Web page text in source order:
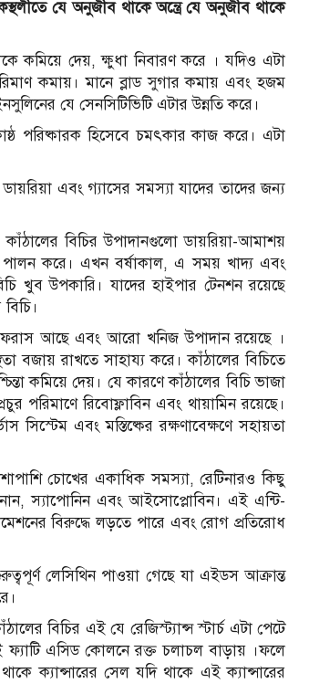
যে অনুজীব থাকে অন্ত্রে যে অনুজীব থাকে
কমিয়ে দেয়, ক্ষুধা নিবারণ করে । যদিও এটা
কমায়। মানে ব্লাড সুগার কমায় এবং হজম
যে সেনসিটিভিটি এটার উন্নতি করে।
পরিষ্কারক হিসেবে চমৎকার কাজ করে। এটা
এবং গ্যাসের সমস্যা যাদের তাদের জন্য
কাঁঠালের বিচির উপাদানগুলো ডায়রিয়া-আমাশয়
পালন করে। এখন বর্ষাকাল, এ সময় খাদ্য এবং
খুব উপকারি। যাদের হাইপার টেনশন রয়েছে
আছে এবং আরো খনিজ উপাদান রয়েছে ।
বজায় রাখতে সাহায্য করে। কাঁঠালের বিচিতে
কমিয়ে দেয়। যে কারণে কাঁঠালের বিচি ভাজা
পরিমাণে রিবোফ্লাবিন এবং থায়ামিন রয়েছে।
সিস্টেম এবং মস্তিষ্কের রক্ষণাবেক্ষণে সহায়তা
চোখের একাধিক সমস্যা, রেটিনারও কিছু
স্যাপোনিন এবং আইসোপ্লোবিন। এই এন্টি-
বিরুদ্ধে লড়তে পারে এবং রোগ প্রতিরোধ
লেসিথিন পাওয়া গেছে যা এইডস আক্রান্ত
বিচির এই যে রেজিস্ট্যান্স স্টার্চ এটা পেটে
ফ্যাটি এসিড কোলনে রক্ত চলাচল বাড়ায় ।ফলে
ক্যান্সারের সেল যদি থাকে এই ক্যান্সারের